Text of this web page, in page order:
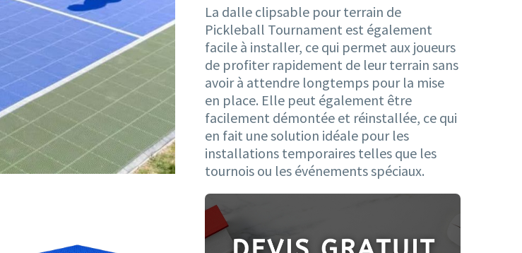
La dalle clipsable pour terrain de
Pickleball Tournament est également
facile à installer, ce qui permet aux joueurs
de profiter rapidement de leur terrain sans
avoir à attendre longtemps pour la mise
en place. Elle peut également être
facilement démontée et réinstallée, ce qui
en fait une solution idéale pour les
installations temporaires telles que les
tournois ou les événements spéciaux.